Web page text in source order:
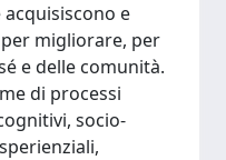
e
migliorare, per
e delle comunità.
di processi
socio-